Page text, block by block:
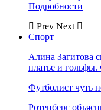
Подробности
Prev Next
Спорт
Алина Загитова
платье и
Футболист чуть
Ротенберг